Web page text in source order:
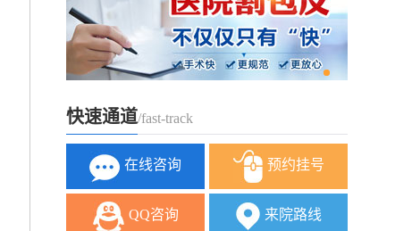
快速通道/fast-track
在线咨询 预约挂号
QQ咨询 来院路线